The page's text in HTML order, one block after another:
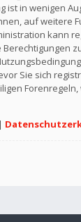
ist in wenigen
auf weitere
kann
Sie sich
Forenregeln,
|